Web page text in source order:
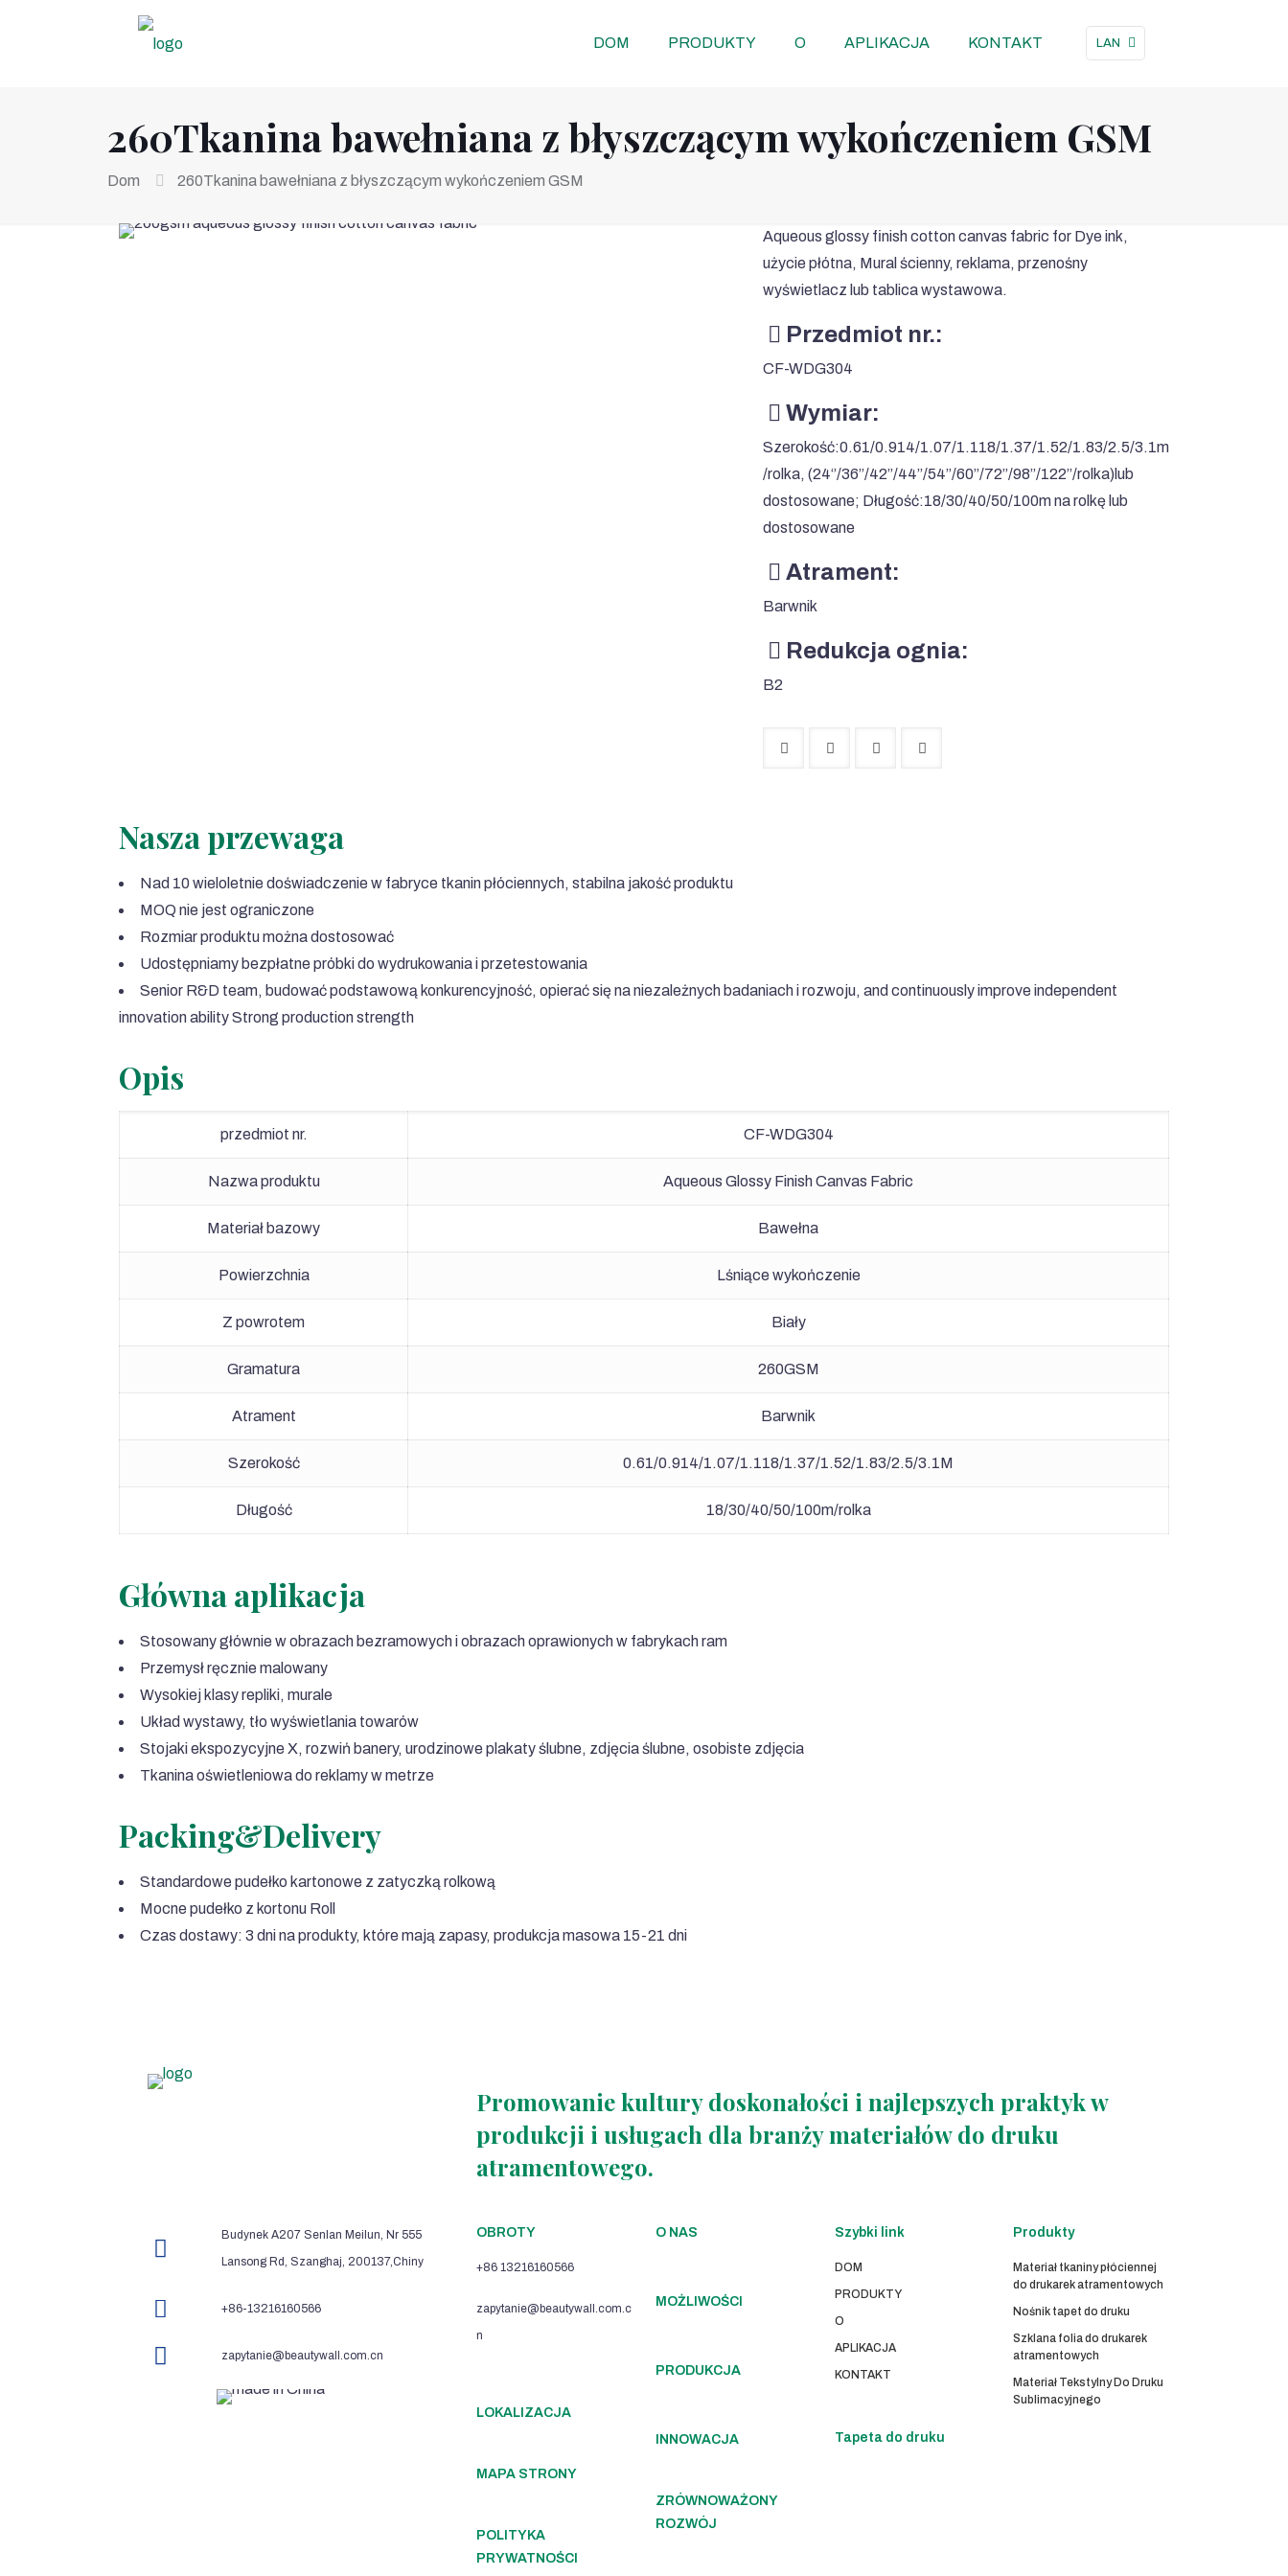
DOM PRODUKTY O APLIKACJA KONTAKT LAN
260Tkanina bawełniana z błyszczącym wykończeniem GSM
Dom 260Tkanina bawełniana z błyszczącym wykończeniem GSM
Aqueous glossy finish cotton canvas fabric for Dye ink,
użycie płótna, Mural ścienny, reklama, przenośny
wyświetlacz lub tablica wystawowa.
Przedmiot nr.:
CF-WDG304
Wymiar:
Szerokość:0.61/0.914/1.07/1.118/1.37/1.52/1.83/2.5/3.1m
/rolka, (24‘’/36’’/42’’/44’’/54’’/60’’/72’’/98’’/122’’/rolka)lub
dostosowane; Długość:18/30/40/50/100m na rolkę lub
dostosowane
Atrament:
Barwnik
Redukcja ognia:
B2
Nasza przewaga
Nad 10 wieloletnie doświadczenie w fabryce tkanin płóciennych, stabilna jakość produktu
MOQ nie jest ograniczone
Rozmiar produktu można dostosować
Udostępniamy bezpłatne próbki do wydrukowania i przetestowania
Senior R&D team, budować podstawową konkurencyjność, opierać się na niezależnych badaniach i rozwoju, and continuously improve independent
innovation ability Strong production strength
Opis
przedmiot nr. CF-WDG304
Nazwa produktu Aqueous Glossy Finish Canvas Fabric
Materiał bazowy Bawełna
Powierzchnia Lśniące wykończenie
Z powrotem Biały
Gramatura 260GSM
Atrament Barwnik
Szerokość 0.61/0.914/1.07/1.118/1.37/1.52/1.83/2.5/3.1M
Długość 18/30/40/50/100m/rolka
Główna aplikacja
Stosowany głównie w obrazach bezramowych i obrazach oprawionych w fabrykach ram
Przemysł ręcznie malowany
Wysokiej klasy repliki, murale
Układ wystawy, tło wyświetlania towarów
Stojaki ekspozycyjne X, rozwiń banery, urodzinowe plakaty ślubne, zdjęcia ślubne, osobiste zdjęcia
Tkanina oświetleniowa do reklamy w metrze
Packing&Delivery
Standardowe pudełko kartonowe z zatyczką rolkową
Mocne pudełko z kortonu Roll
Czas dostawy: 3 dni na produkty, które mają zapasy, produkcja masowa 15-21 dni
Promowanie kultury doskonałości i najlepszych praktyk w
produkcji i usługach dla branży materiałów do druku
atramentowego.
Budynek A207 Senlan Meilun, Nr 555
Lansong Rd, Szanghaj, 200137,Chiny
+86-13216160566
zapytanie@beautywall.com.cn
OBROTY
+86 13216160566
zapytanie@beautywall.com.c
n
LOKALIZACJA
MAPA STRONY
POLITYKA
PRYWATNOŚCI
O NAS
MOŻLIWOŚCI
PRODUKCJA
INNOWACJA
ZRÓWNOWAŻONY
ROZWÓJ
Szybki link
DOM
PRODUKTY
O
APLIKACJA
KONTAKT
Tapeta do druku
Produkty
Materiał tkaniny płóciennej
do drukarek atramentowych
Nośnik tapet do druku
Szklana folia do drukarek
atramentowych
Materiał Tekstylny Do Druku
Sublimacyjnego